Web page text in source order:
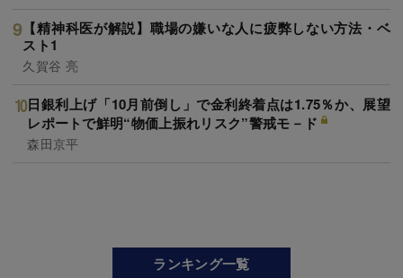
【精神科医が解説】職場の嫌いな人に疲弊しない方法・ベ
スト1
久賀谷 亮
日銀利上げ「10月前倒し」で金利終着点は1.75％か、展望
レポートで鮮明“物価上振れリスク”警戒モ－ド
森田京平
ランキング一覧